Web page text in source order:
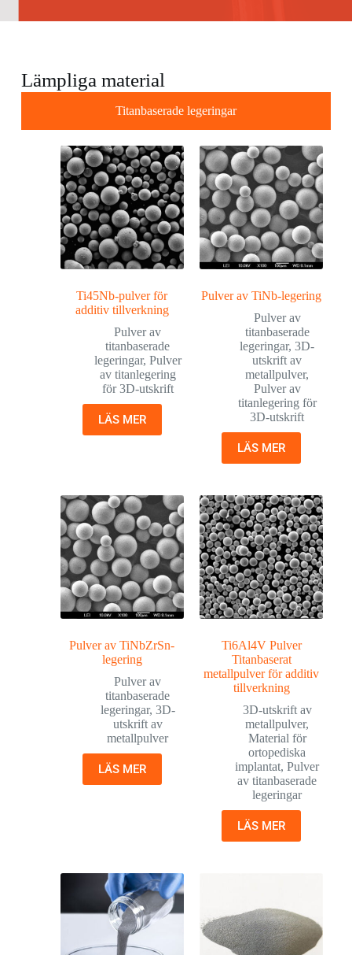
Lämpliga material
Titanbaserade legeringar
Ti45Nb-pulver för
additiv tillverkning
Pulver av
titanbaserade
legeringar, Pulver
av titanlegering
för 3D-utskrift
LÄS MER
Pulver av TiNb-legering
Pulver av
titanbaserade
legeringar,3D-
utskrift av
metallpulver,
Pulver av
titanlegering för
3D-utskrift
LÄS MER
Pulver av TiNbZrSn-
legering
Pulver av
titanbaserade
legeringar, 3D-
utskrift av
metallpulver
LÄS MER
Ti6Al4V Pulver
Titanbaserat
metallpulver för additiv
tillverkning
3D-utskrift av
metallpulver,
Material för
ortopediska
implantat,Pulver
av titanbaserade
legeringar
LÄS MER